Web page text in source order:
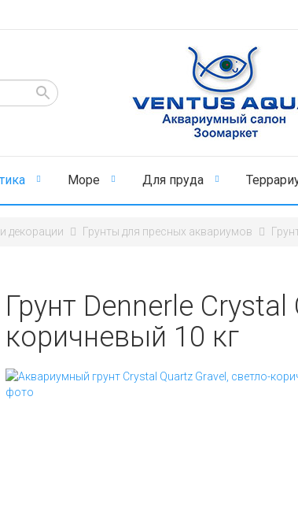
Море Для пруда
декорации Грунты для пресных аквариумов
Грунт Dennerle
коричневый 10 кг